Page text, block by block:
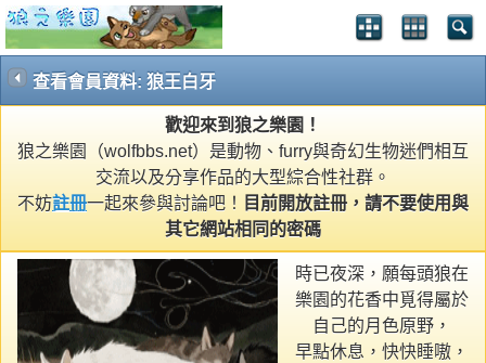
查看會員資料: 狼王白牙
歡迎來到狼之樂園！
狼之樂園（wolfbbs.net）是動物、furry與奇幻生物迷們相互
交流以及分享作品的大型綜合性社群。
不妨註冊一起來參與討論吧！
目前開放註冊，請不要使用與
其它網站相同的密碼
時已夜深，願每頭狼在
樂園的花香中覓得屬於
自己的月色原野，
早點休息，快快睡嗷，